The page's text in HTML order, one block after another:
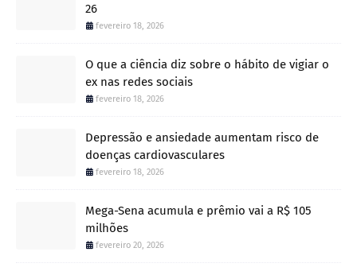
26
fevereiro 18, 2026
O que a ciência diz sobre o hábito de vigiar o
ex nas redes sociais
fevereiro 18, 2026
Depressão e ansiedade aumentam risco de
doenças cardiovasculares
fevereiro 18, 2026
Mega-Sena acumula e prêmio vai a R$ 105
milhões
fevereiro 20, 2026